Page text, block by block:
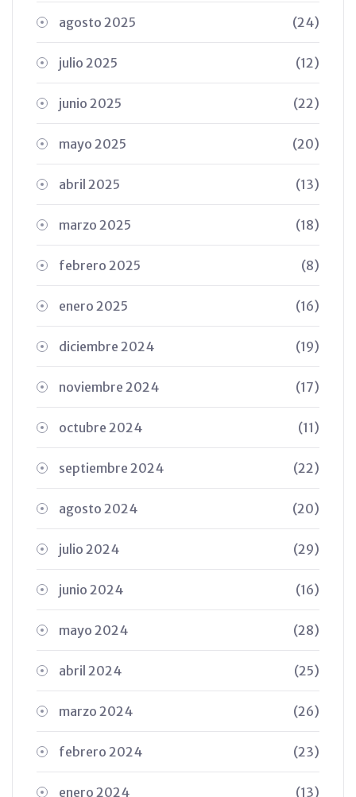
agosto 2025 (24)
julio 2025 (12)
junio 2025 (22)
mayo 2025 (20)
abril 2025 (13)
marzo 2025 (18)
febrero 2025 (8)
enero 2025 (16)
diciembre 2024 (19)
noviembre 2024 (17)
octubre 2024 (11)
septiembre 2024 (22)
agosto 2024 (20)
julio 2024 (29)
junio 2024 (16)
mayo 2024 (28)
abril 2024 (25)
marzo 2024 (26)
febrero 2024 (23)
enero 2024 (13)